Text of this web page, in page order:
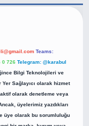
Teams:
0 726 Telegram: @karabul
Bilgi Teknolojileri ve
Sağlayıcı olarak hizmet
olarak denetleme veya
üyelerimiz yazdıkları
üye olarak bu sorumluluğu